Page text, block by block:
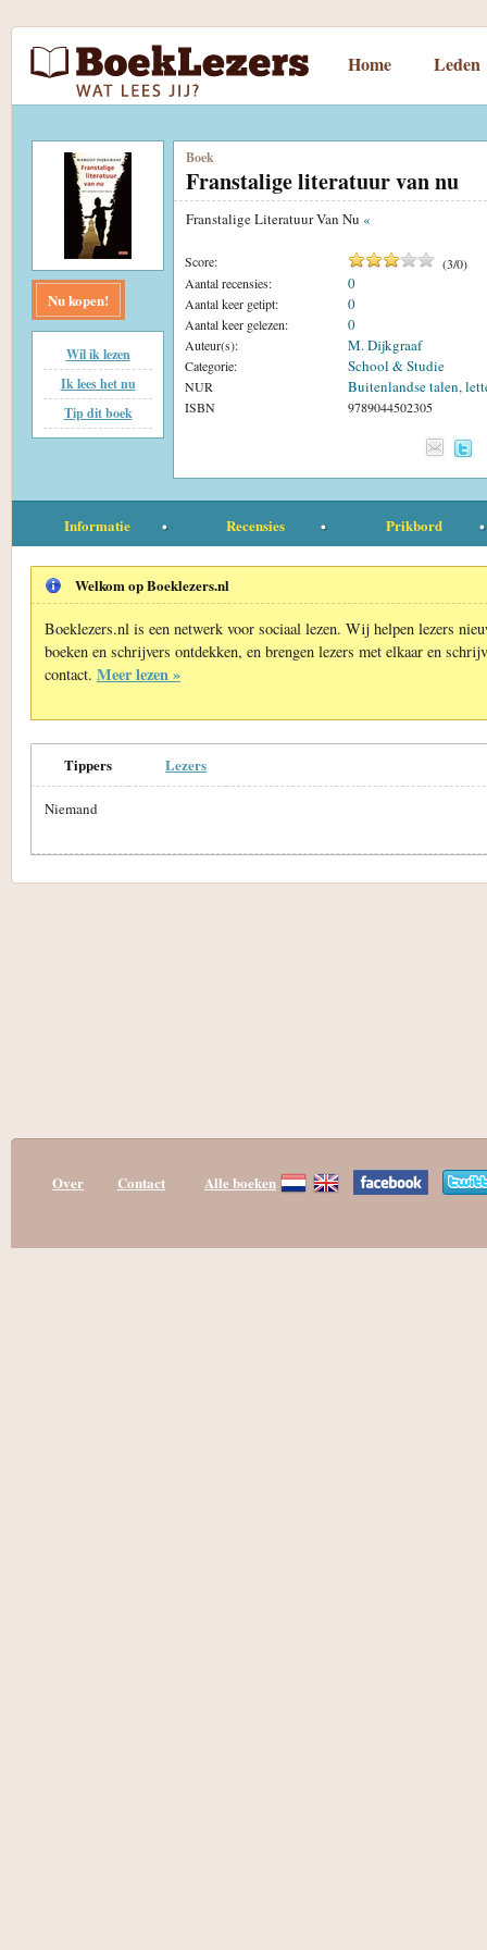
Home Leden
Nu kopen!
Wil ik lezen
Ik lees het nu
Tip dit boek
Boek
Franstalige literatuur van nu
Franstalige Literatuur Van Nu «
Score: (3/0)
Aantal recensies:
0
Aantal keer getipt: 0
Aantal keer gelezen: 0
Auteur(s): M. Dijkgraaf
Categorie: School & Studie
NUR Buitenlandse talen,
ISBN 9789044502305
Informatie Recensies Prikbord
Welkom op Boeklezers.nl
Boeklezers.nl is een netwerk voor sociaal lezen. Wij helpen lezers
boeken en schrijvers ontdekken, en brengen lezers met elkaar en
contact. Meer lezen »
Tippers Lezers
Niemand
Over Contact Alle boeken